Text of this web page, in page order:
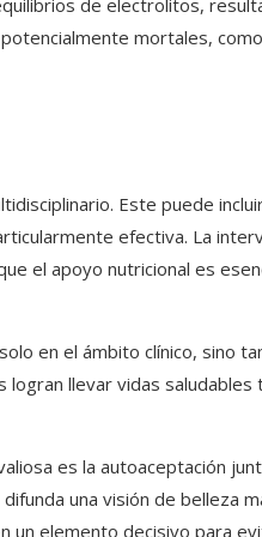
de electrolitos,
mortales,
Este puede
efectiva. La
el apoyo nutricional es
en el ámbito clínico, sino
logran llevar vidas saludables
es la autoaceptación
una visión de belleza
un elemento decisivo para